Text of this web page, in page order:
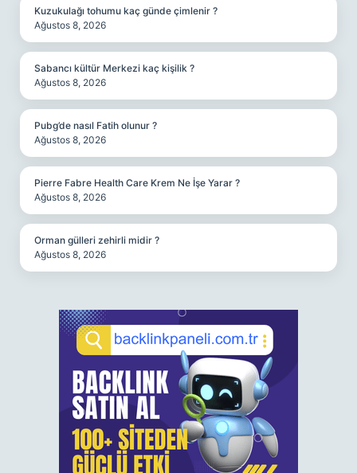
Kuzukulağı tohumu kaç günde çimlenir ?
Ağustos 8, 2026
Sabancı kültür Merkezi kaç kişilik ?
Ağustos 8, 2026
Pubg’de nasıl Fatih olunur ?
Ağustos 8, 2026
Pierre Fabre Health Care Krem Ne İşe Yarar ?
Ağustos 8, 2026
Orman gülleri zehirli midir ?
Ağustos 8, 2026